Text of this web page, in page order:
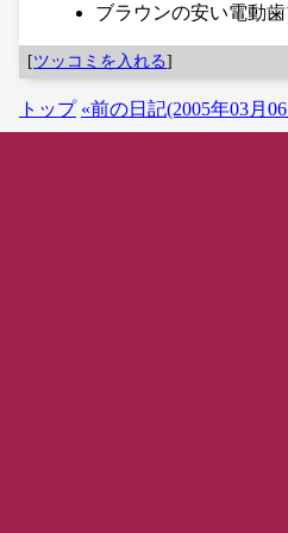
ブラウンの安い電動
[ツッコミを入れる]
トップ «前の日記(2005年03月